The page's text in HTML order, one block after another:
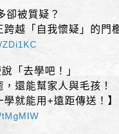
卻被質疑？
跨越「自我懷疑」的門
「去學吧！」
還能幫家人與毛孩！
就能用+遠距傳送！】